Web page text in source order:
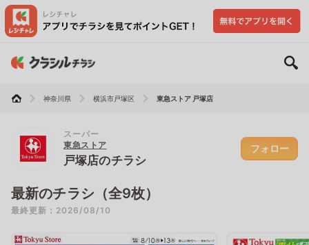
神奈川県 横浜市戸塚区 東急ストア 戸塚店
スーパー
東急ストア
戸塚店のチラシ
フォロー
最新のチラシ（全9枚）
最終更新：2026/08/10